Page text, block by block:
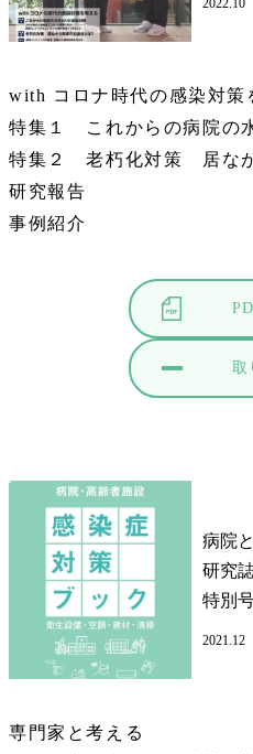
2022.10
with コロナ時代の感染対策
特集１ これからの病院の
特集２ 老朽化対策 居な
研究報告
事例紹介
取
病院
研究
特別
2021.12
専門家と考える